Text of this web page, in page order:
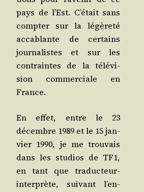
pays de l’Est. C’é­tait sans
comp­ter sur la légè­re­té
acca­blante de cer­tains
jour­na­listes et sur les
contraintes de la télé­vi­
sion com­mer­ciale en
France.
En effet, entre le 23
décembre 1989 et le 15 jan­
vier 1990, je me trou­vais
dans les stu­dios de TF1,
en tant que tra­duc­teur-
inter­prète, sui­vant l’en­